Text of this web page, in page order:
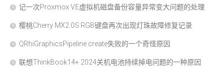
记一次Proxmox VE虚拟机磁盘备份容量异常变大问题的处理
樱桃Cherry MX2.0S RGB键盘再次出现灯珠故障修复记录
QRhiGraphicsPipeline create失败的一个奇怪原因
联想ThinkBook14+ 2024关机电池持续掉电问题的一种原因